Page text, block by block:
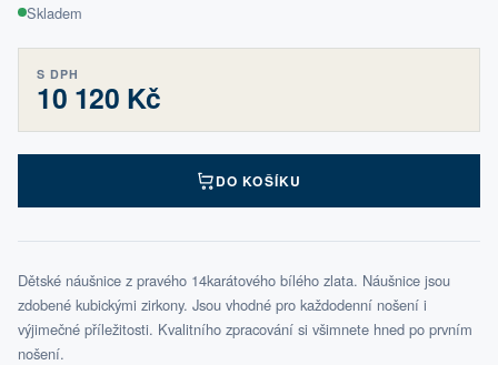
Skladem
S DPH
10 120 Kč
DO KOŠÍKU
Dětské náušnice z pravého 14karátového bílého zlata. Náušnice jsou
zdobené kubickými zirkony. Jsou vhodné pro každodenní nošení i
výjimečné příležitosti. Kvalitního zpracování si všimnete hned po prvním
nošení.